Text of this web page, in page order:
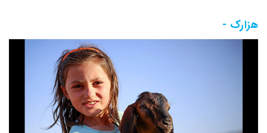
هزارک -